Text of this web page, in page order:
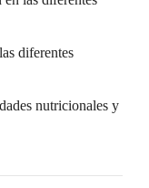
diferentes
nutricionales y